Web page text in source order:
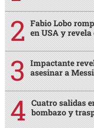
Fabio Lobo
en USA y
Impactante
asesinar a Messi
Cuatro salidas
bombazo y